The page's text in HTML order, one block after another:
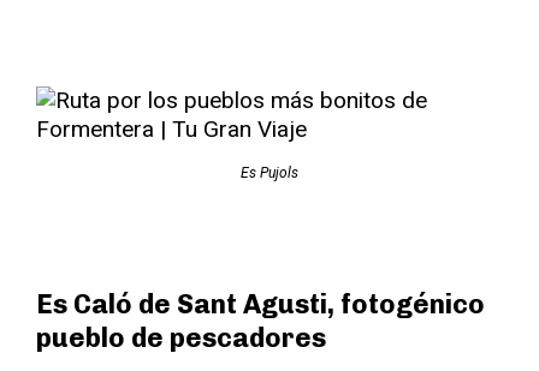
Es Pujols
Es Caló de Sant Agusti, fotogénico
pueblo de pescadores